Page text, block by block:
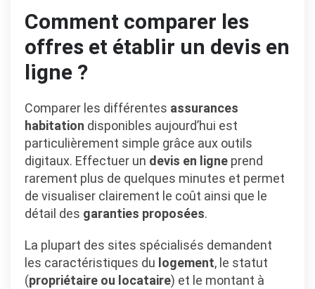
Comment comparer les
offres et établir un devis en
ligne ?
Comparer les différentes assurances
habitation disponibles aujourd’hui est
particulièrement simple grâce aux outils
digitaux. Effectuer un devis en ligne prend
rarement plus de quelques minutes et permet
de visualiser clairement le coût ainsi que le
détail des garanties proposées.
La plupart des sites spécialisés demandent
les caractéristiques du logement, le statut
(propriétaire ou locataire) et le montant à